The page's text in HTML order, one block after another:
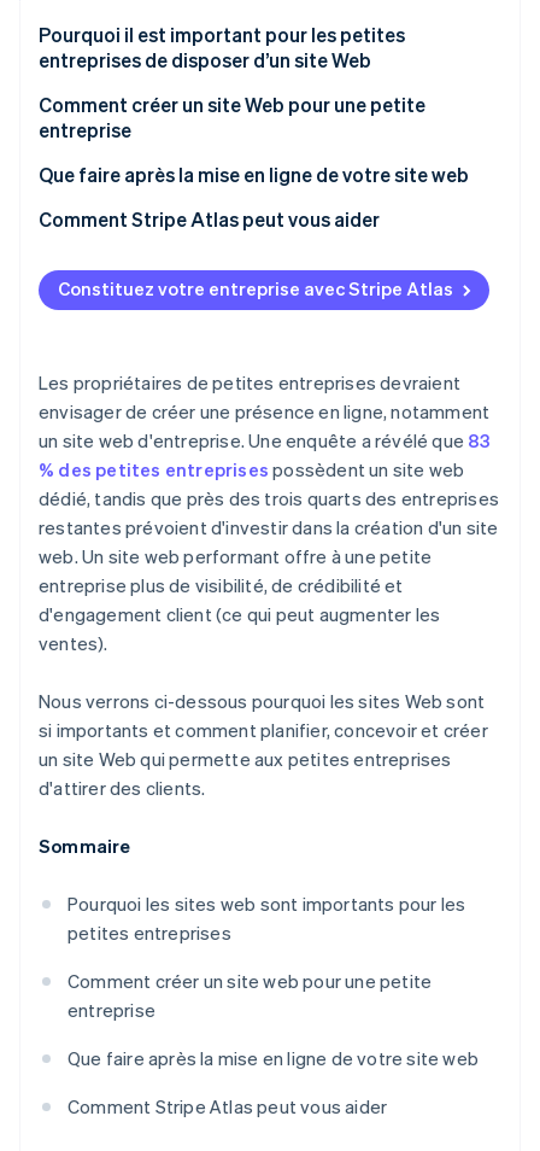
Radar
Prévention de la fraude
Atlas
Constitution de start-up
Climate
Élimination du carbone
Identity
Stripe Sessions 2026
Découvrez comment Stripe construit l’infrastructure
Regarder la vidéo
Écosystème
Stripe App Marketplace
Pourquoi il est important pour les petites
entreprises de disposer d’un site Web
Comment créer un site Web pour une petite
entreprise
1. Planifiez la stratégie de votre site Web
2. Choisissez la plateforme adaptée à votre site Web
3. Enregistrer un nom de domaine
4. Sélectionnez un hébergeur Web
6. Créez un contenu percutant
7. Intégrez les fonctionnalités clés
8. Optimisez pour les moteurs de recherche
9. Testez et lancez votre site Web
Que faire après la mise en ligne de votre site web
1. Faites la promotion de votre lancement
2. Surveillez les performances et corrigez les bugs
3. Engagez-vous à effectuer une maintenance de
4. Publiez régulièrement du contenu récent
5. Analysez les données et optimisez
Comment Stripe Atlas peut vous aider
L’inscription sur Atlas
Accepter des paiements et effectuer des
Achat dématérialisé d’actions par le fondateur
Prise en charge automatique de l’option
fiscale 83(b)
Des documents juridiques de standing international
Une année gratuite de Stripe Payments, plus de
50 000 $ en crédits et remises partenaires
Constituez votre entreprise avec Stripe Atlas
Les propriétaires de petites entreprises devraient
envisager de créer une présence en ligne, notamment
un site web d'entreprise. Une enquête a révélé que 83
% des petites entreprises possèdent un site web
dédié, tandis que près des trois quarts des entreprises
restantes prévoient d'investir dans la création d'un site
web. Un site web performant offre à une petite
entreprise plus de visibilité, de crédibilité et
d'engagement client (ce qui peut augmenter les
ventes).
Nous verrons ci-dessous pourquoi les sites Web sont
si importants et comment planifier, concevoir et créer
un site Web qui permette aux petites entreprises
d'attirer des clients.
Sommaire
Pourquoi les sites web sont importants pour les
petites entreprises
Comment créer un site web pour une petite
entreprise
Que faire après la mise en ligne de votre site web
Comment Stripe Atlas peut vous aider